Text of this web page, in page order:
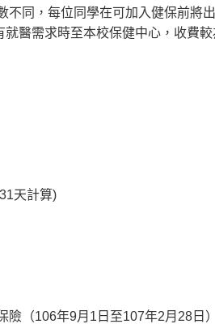
不同，每位同學在可加入健保前
醫需求時至本校保健中心，收費較
天計算)
（106年9月1日至107年2月28日